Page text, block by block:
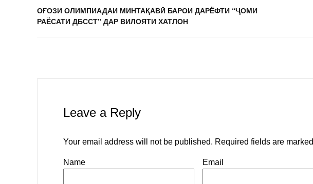
ОҒОЗИ ОЛИМПИАДАИ МИНТАҚАВӢ БАРОИ ДАРЁФТИ “ҶОМИ
РАЁСАТИ ДБССТ” ДАР ВИЛОЯТИ ХАТЛОН
Leave a Reply
Your email address will not be published. Required fields are marked
Name Email